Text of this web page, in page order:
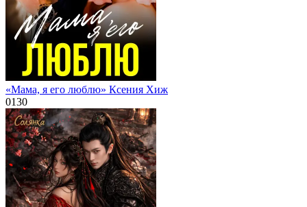
«Мама, я его люблю» Ксения Хиж
0130